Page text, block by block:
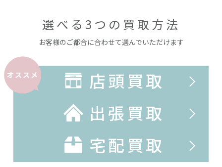
選べる3つの買取方法
お客様のご都合に合わせて選んでいただけます
オススメ
店頭買取
出張買取
宅配買取